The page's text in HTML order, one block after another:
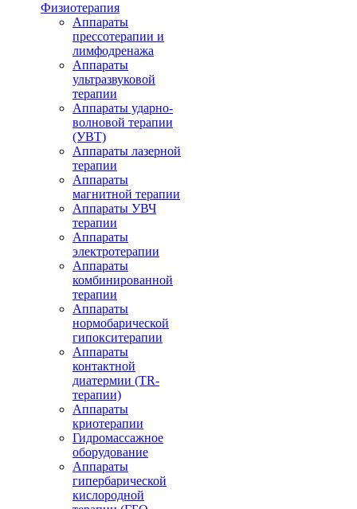
Физиотерапия
Аппараты
прессотерапии и
лимфодренажа
Аппараты
ультразвуковой
терапии
Аппараты ударно-
волновой терапии
(УВТ)
Аппараты лазерной
терапии
Аппараты
магнитной терапии
Аппараты УВЧ
терапии
Аппараты
электротерапии
Аппараты
комбинированной
терапии
Аппараты
нормобарической
гипокситерапии
Аппараты
контактной
диатермии (TR-
терапии)
Аппараты
криотерапии
Гидромассажное
оборудование
Аппараты
гипербарической
кислородной